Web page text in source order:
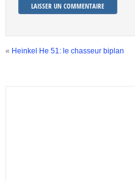
« Heinkel He 51: le chasseur biplan